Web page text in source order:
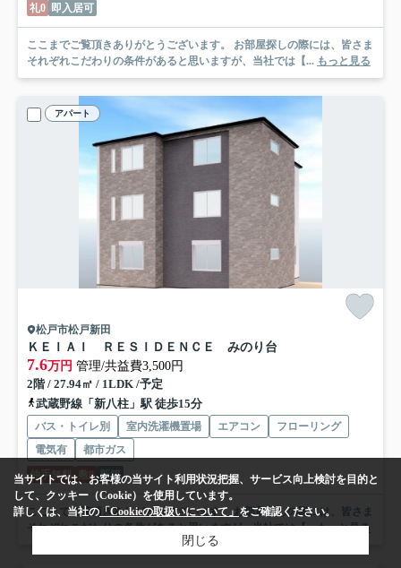
礼0 即入居可
ここまでご覧頂きありがとうございます。 お部屋探しの際には、皆さま
それぞれこだわりの条件があると思いますが、当社では【... もっと見る
アパート
松戸市松戸新田
ＫＥＩＡＩ ＲＥＳＩＤＥＮＣＥ みのり台
7.6万円 管理/共益費3,500円
2階 / 27.94㎡ / 1LDK /予定
武蔵野線「新八柱」駅 徒歩15分
バス・トイレ別 室内洗濯機置場 エアコン
フローリング
電気有
都市ガス
仲手無料
敷0 新築
ここまでご覧頂きありがとうございます。 お部屋探しの際には、皆さま
それぞれこだわりの条件があると思いますが、当社では【...もっと見る
当サイトでは、お客様の当サイト利用状況把握、サービス向上検討を目的と
して、クッキー（Cookie）を使用しています。
詳しくは、当社の 「Cookieの取扱いについて」をご確認ください。
閉じる